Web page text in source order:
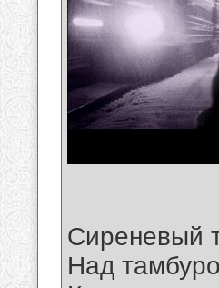
Сиреневый
Над